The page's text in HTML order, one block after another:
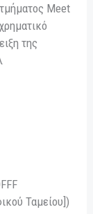
Meet
της
Ταμείου])